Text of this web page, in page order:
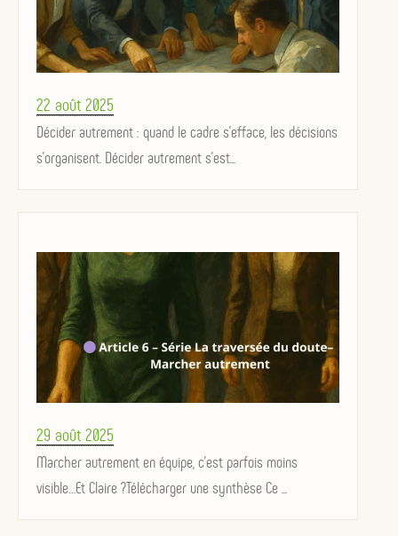
Posted
on
22 août 2025
Décider autrement : quand le cadre s'efface, les décisions
s'organisent. Décider autrement s'est...
Posted
on
29 août 2025
Marcher autrement en équipe, c’est parfois moins
visible…Et Claire ?Télécharger une synthèse Ce ...